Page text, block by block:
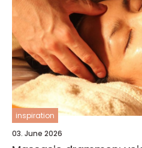
inspiration
03. June 2026